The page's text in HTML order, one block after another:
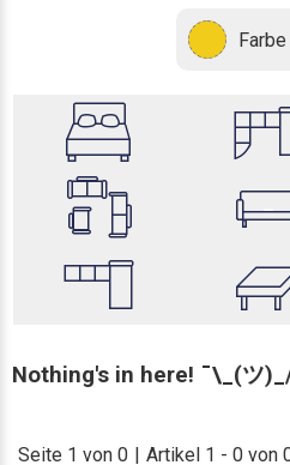
Nothing's in here! ¯\_(ツ
Seite 1 von 0 Artikel 1 - 0 von